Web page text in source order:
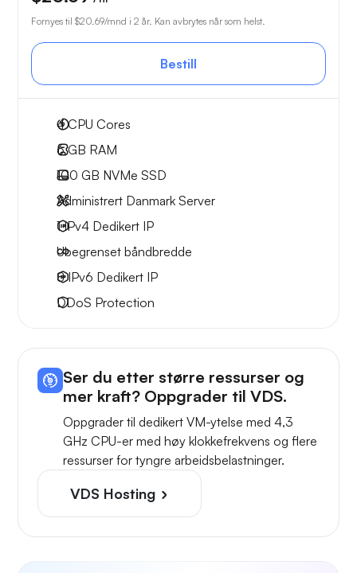
Fornyes til $20.69/mnd i 2 år. Kan avbrytes når som helst.
Bestill
4CPU Cores
6 GB RAM
100 GB NVMe SSD
Administrert Danmark Server
1 IPv4 Dedikert IP
Ubegrenset båndbredde
8 IPv6 Dedikert IP
DDoS Protection
Ser du etter større ressurser og
mer kraft? Oppgrader til VDS.
Oppgrader til dedikert VM-ytelse med 4,3
GHz CPU-er med høy klokkefrekvens og flere
ressurser for tyngre arbeidsbelastninger.
VDS Hosting